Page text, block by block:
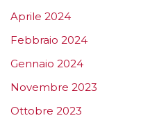
Aprile 2024
Febbraio 2024
Gennaio 2024
Novembre 2023
Ottobre 2023